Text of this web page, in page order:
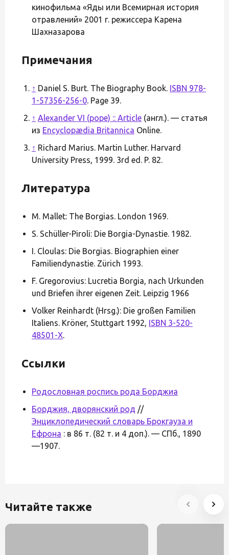
кинофильма «Яды или Всемирная история
отравлений» 2001 г. режиссера Карена
Шахназарова
Примечания
↑ Daniel S. Burt. The Biography Book. ISBN 978-
1-57356-256-0. Page 39.
↑ Alexander VI (pope) :: Article (англ.). — статья
из Encyclopædia Britannica Online.
↑ Richard Marius. Martin Luther. Harvard
University Press, 1999. 3rd ed. P. 82.
Литература
M. Mallet: The Borgias. London 1969.
S. Schüller-Piroli: Die Borgia-Dynastie. 1982.
I. Cloulas: Die Borgias. Biographien einer
Familiendynastie. Zürich 1993.
F. Gregorovius: Lucretia Borgia, nach Urkunden
und Briefen ihrer eigenen Zeit. Leipzig 1966
Volker Reinhardt (Hrsg.): Die großen Familien
Italiens. Kröner, Stuttgart 1992, ISBN 3-520-
48501-X.
Ссылки
Родословная роспись рода Борджиа
Борджия, дворянский род //
Энциклопедический словарь Брокгауза и
Ефрона : в 86 т. (82 т. и 4 доп.). — СПб., 1890
—1907.
Читайте также